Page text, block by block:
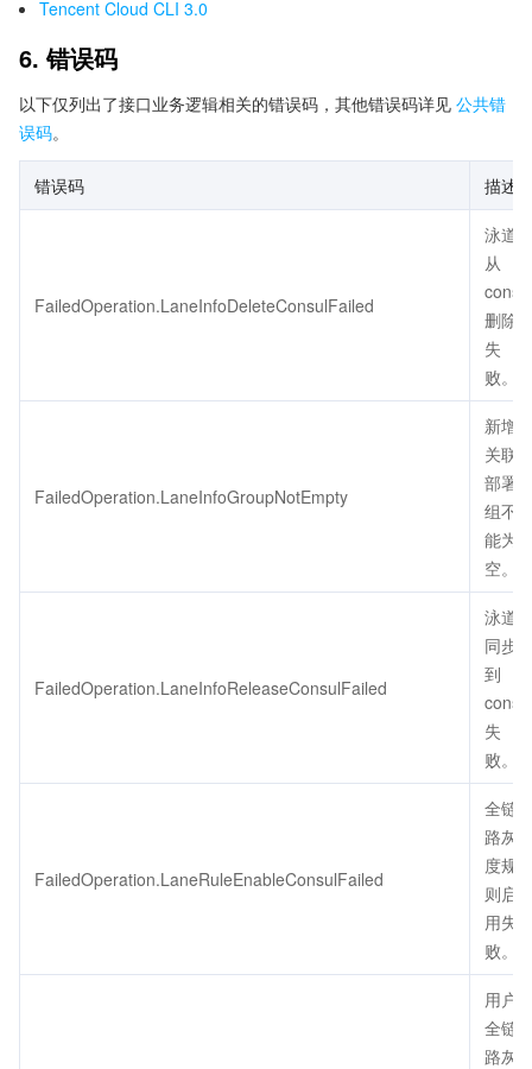
Tencent Cloud CLI 3.0
6. 错误码
以下仅列出了接口业务逻辑相关的错误码，其他错误码详见 公共错
误码。
错误码 描述
FailedOperation.LaneInfoDeleteConsulFailed
泳道
从
consul
删除
失
败。
FailedOperation.LaneInfoGroupNotEmpty
新增
关联
部署
组不
能为
空。
FailedOperation.LaneInfoReleaseConsulFailed
泳道
同步
到
consul
失
败。
FailedOperation.LaneRuleEnableConsulFailed
全链
路灰
度规
则启
用失
败。
用户
全链
路灰